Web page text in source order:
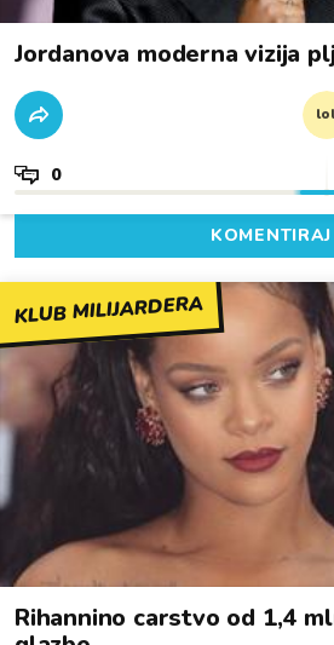
Jordanova moderna vizija
0
KOMENTIRAJ
KLUB MILIJARDERA
Rihannino carstvo od 1,4